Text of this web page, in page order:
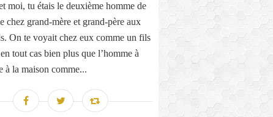
moi, tu étais le deuxième homme de
chez grand-mère et grand-père aux
On te voyait chez eux comme un fils
tout cas bien plus que l’homme à
à la maison comme...